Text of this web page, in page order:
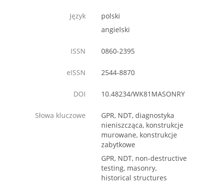
Język
polski
angielski
ISSN 0860-2395
eISSN 2544-8870
DOI 10.48234/WK81MASONRY
Słowa kluczowe
GPR, NDT, diagnostyka
nieniszcząca, konstrukcje
murowane, konstrukcje
zabytkowe
GPR, NDT, non-destructive
testing, masonry,
historical structures